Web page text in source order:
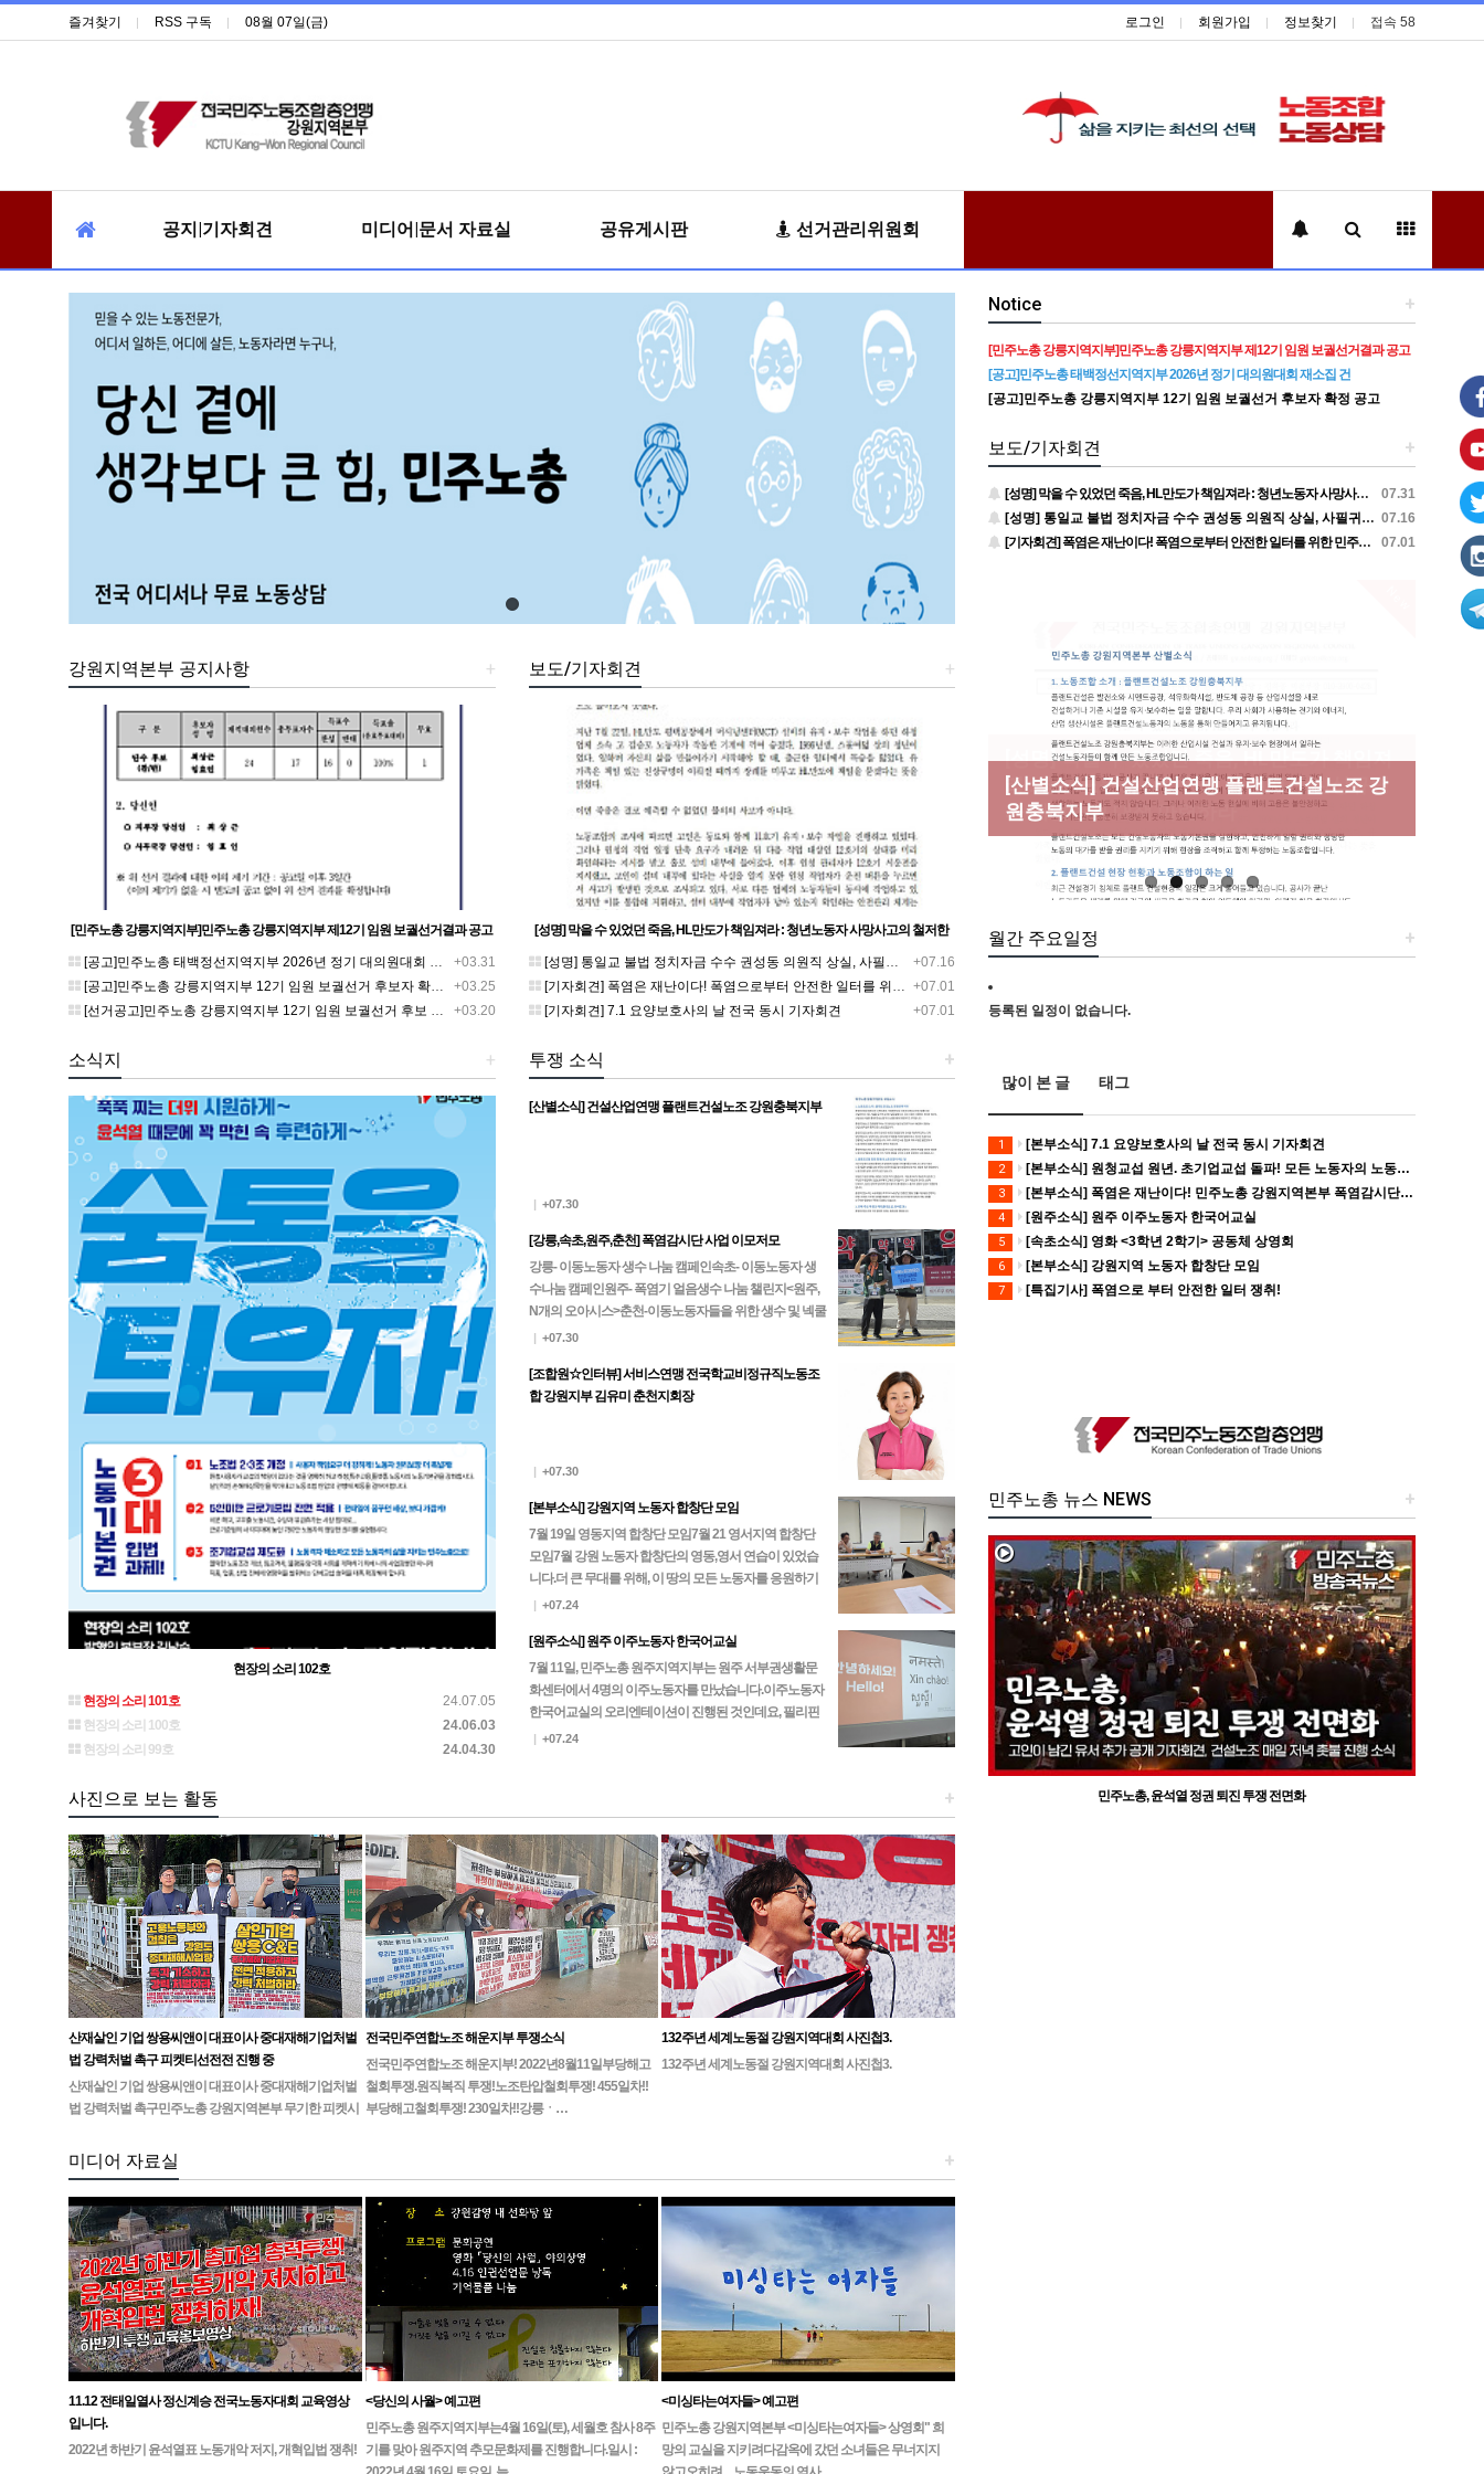
즐겨찾기 RSS 구독 08월 07일(금) 로그인 회원가입 정보찾기 접속 58
공지|기자회견 미디어|문서 자료실 공유게시판 선거관리위원회
+
강원지역본부 공지사항
[민주노총 강릉지역지부]민주노총 강릉지역지부 제12기 임원 보궐선거결과 공고
+03.31
[공고]민주노총 태백정선지역지부 2026년 정기 대의원대회 재소집 건
+03.25
[공고]민주노총 강릉지역지부 12기 임원 보궐선거 후보자 확정 공고
+03.20
[선거공고]민주노총 강릉지역지부 12기 임원 보궐선거 후보 등록 기간 연장 공고
+
보도/기자회견
[성명] 막을 수 있었던 죽음, HL만도가 책임져라 : 청년노동자 사망사고의 철저한
+07.16
[성명] 통일교 불법 정치자금 수수 권성동 의원직 상실, 사필귀정이다
+07.01
[기자회견] 폭염은 재난이다! 폭염으로부터 안전한 일터를 위한 민주노총 강원지역본부 폭염감시단 선포 기자회견
+07.01
[기자회견] 7.1 요양보호사의 날 전국 동시 기자회견
+
소식지
현장의 소리 102호
24.07.05
현장의 소리 101호
24.06.03
현장의 소리 100호
24.04.30
현장의 소리 99호
+
투쟁 소식
[산별소식] 건설산업연맹 플랜트건설노조 강원충북지부
| +07.30
[강릉,속초,원주,춘천] 폭염감시단 사업 이모저모
강릉- 이동노동자 생수 나눔 캠페인속초- 이동노동자 생
수나눔 캠페인원주- 폭염기 얼음생수 나눔 챌린지<원주,
N개의 오아시스>춘천-이동노동자들을 위한 생수 및 넥쿨
러, 팔토시 나눔
| +07.30
[조합원☆인터뷰] 서비스연맹 전국학교비정규직노동조
합 강원지부 김유미 춘천지회장
| +07.30
[본부소식] 강원지역 노동자 합창단 모임
7월 19일 영동지역 합창단 모임7월 21 영서지역 합창단
모임 7월 강원 노동자 합창단의 영동,영서 연습이 있었습
니다.더 큰 무대를 위해, 이 땅의 모든 노동자를 응원하기
위해, 노동자 합창단은 한 마음 한 뜻으로…
| +07.24
[원주소식] 원주 이주노동자 한국어교실
7월 11일, 민주노총 원주지역지부는 원주 서부권생활문
화센터에서 4명의 이주노동자를 만났습니다.이주노동자
한국어교실의 오리엔테이션이 진행된 것인데요, 필리핀
과 네팔 노동자들이 찾아주셨고 이후 진행되는 본 수업에
| +07.24
+
사진으로 보는 활동
산재살인 기업 쌍용씨앤이 대표이사 중대재해기업처벌
법 강력처벌 촉구 피켓티선전전 진행 중
산재살인 기업 쌍용씨앤이 대표이사 중대재해기업처벌
법 강력처벌 촉구민주노총 강원지역본부 무기한 피켓시
전국민주연합노조 해운지부 투쟁소식
전국민주연합노조 해운지부! 2022년8월11일부당해고
철회투쟁.원직복직 투쟁!노조탄압철회투쟁! 455일차!!
부당해고철회투쟁! 230일차!!강릉ㆍ…
132주년 세계노동절 강원지역대회 사진첩3.
132주년 세계노동절 강원지역대회 사진첩3.
+
미디어 자료실
11.12 전태일열사 정신계승 전국노동자대회 교육영상
입니다.
2022년 하반기 윤석열표 노동개악 저지, 개혁입법 쟁취!
<당신의 사월> 예고편
민주노총 원주지역지부는4월 16일(토), 세월호 참사 8주
기를 맞아 원주지역 추모문화제를 진행합니다.일시 :
<미싱타는여자들> 예고편
민주노총 강원지역본부 <미싱타는여자들> 상영회" 희
망의 교실을 지키려다감옥에 갔던 소녀들은 무너지지
+
Notice
[민주노총 강릉지역지부]민주노총 강릉지역지부 제12기 임원 보궐선거결과 공고
[공고]민주노총 태백정선지역지부 2026년 정기 대의원대회 재소집 건
[공고]민주노총 강릉지역지부 12기 임원 보궐선거 후보자 확정 공고
+
보도/기자회견
07.31
[성명] 막을 수 있었던 죽음, HL만도가 책임져라 : 청년노동자 사망사고의 철저한 진상규명과 재발방지 대책 마련하라
07.16
[성명] 통일교 불법 정치자금 수수 권성동 의원직 상실, 사필귀정이다
07.01
[기자회견] 폭염은 재난이다! 폭염으로부터 안전한 일터를 위한 민주노총 강원지역본부 폭염감시단 선포 기자회견
[성명] 막을 수 있었던 죽음, HL만도가 책임져
라 : 청년노동자 사망사고의 철저한 진상규명
과 재발방지 대책 마련하라
[산별소식] 건설산업연맹 플랜트건설노조 강
원충북지부
[강릉,속초,원주,춘천] 폭염감시단 사업 이모
저모
[조합원☆인터뷰] 서비스연맹 전국학교비정
규직노동조합 강원지부 김유미 춘천지회장
[본부소식] 강원지역 노동자 합창단 모임
+
월간 주요일정
등록된 일정이 없습니다.
많이 본 글 태그
1 [본부소식] 7.1 요양보호사의 날 전국 동시 기자회견
2 [본부소식] 원청교섭 원년. 초기업교섭 돌파! 모든 노동자의 노동기본권 쟁취! 민주노총 7.15 총파업대회
3 [본부소식] 폭염은 재난이다! 민주노총 강원지역본부 폭염감시단 선포 기자회견
4 [원주소식] 원주 이주노동자 한국어교실
5 [속초소식] 영화 <3학년 2학기> 공동체 상영회
6 [본부소식] 강원지역 노동자 합창단 모임
7 [특집기사] 폭염으로 부터 안전한 일터 쟁취!
+
민주노총 뉴스 NEWS
민주노총, 윤석열 정권 퇴진 투쟁 전면화